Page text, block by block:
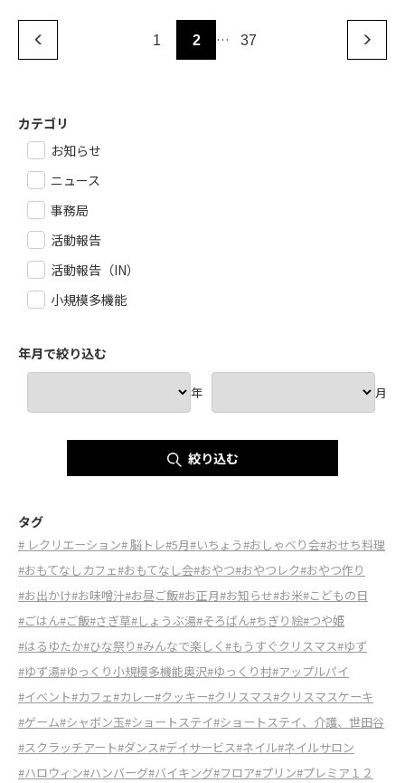
1 2 … 37
カテゴリ
お知らせ
ニュース
事務局
活動報告
活動報告（IN）
小規模多機能
年月で絞り込む
年 月
絞り込む
タグ
# レクリエーション# 脳トレ#5月#いちょう#おしゃべり会#おせち料理
#おもてなしカフェ#おもてなし会#おやつ#おやつレク#おやつ作り
#お出かけ#お味噌汁#お昼ご飯#お正月#お知らせ#お米#こどもの日
#ごはん#ご飯#さぎ草#しょうぶ湯#そろばん#ちぎり絵#つや姫
#はるゆたか#ひな祭り#みんなで楽しく #もうすぐクリスマス#ゆず
#ゆず湯#ゆっくり小規模多機能奥沢#ゆっくり村#アップルパイ
#イベント#カフェ#カレー#クッキー#クリスマス#クリスマスケーキ
#ゲーム#シャボン玉#ショートステイ#ショートステイ、介護、世田谷
#スクラッチアート#ダンス#デイサービス#ネイル#ネイルサロン
#ハロウィン#ハンバーグ#バイキング#フロア#プリン#プレミア１２